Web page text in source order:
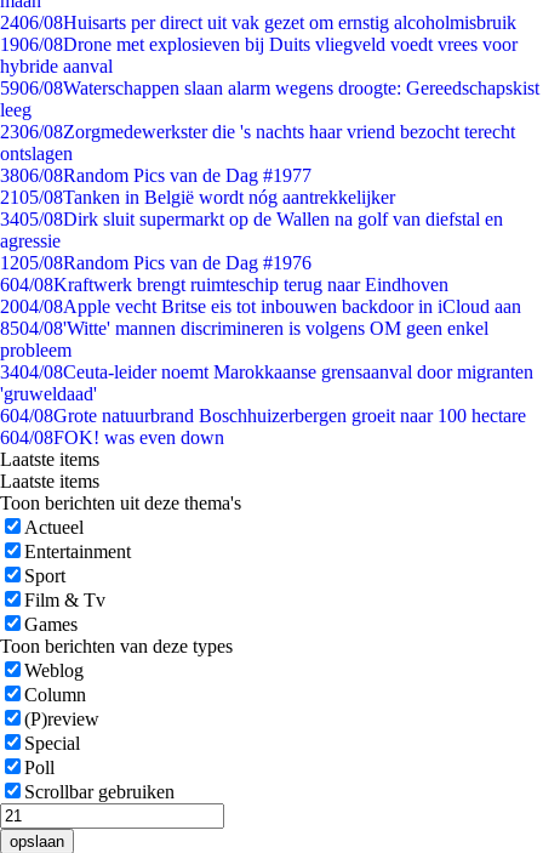
2406/08Huisarts per direct uit vak gezet om ernstig alcoholmisbruik
1906/08Drone met explosieven bij Duits vliegveld voedt vrees voor
hybride aanval
5906/08Waterschappen slaan alarm wegens droogte: Gereedschapskist
leeg
2306/08Zorgmedewerkster die 's nachts haar vriend bezocht terecht
ontslagen
3806/08Random Pics van de Dag #1977
2105/08Tanken in België wordt nóg aantrekkelijker
3405/08Dirk sluit supermarkt op de Wallen na golf van diefstal en
agressie
1205/08Random Pics van de Dag #1976
604/08Kraftwerk brengt ruimteschip terug naar Eindhoven
2004/08Apple vecht Britse eis tot inbouwen backdoor in iCloud aan
8504/08'Witte' mannen discrimineren is volgens OM geen enkel
probleem
3404/08Ceuta-leider noemt Marokkaanse grensaanval door migranten
'gruweldaad'
604/08Grote natuurbrand Boschhuizerbergen groeit naar 100 hectare
604/08FOK! was even down
Laatste items
Laatste items
Toon berichten uit deze thema's
Actueel
Entertainment
Sport
Film & Tv
Games
Toon berichten van deze types
Weblog
Column
(P)review
Special
Poll
Scrollbar gebruiken
opslaan